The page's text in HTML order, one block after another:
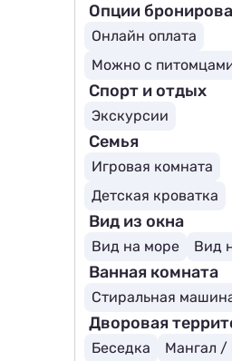
Опции
Онлайн оплата
Можно с
Спорт и отдых
Экскурсии
Семья
Игровая комната
Детская кроватка
Вид из окна
Вид на море Вид
Ванная комната
Стиральная
Дворовая
Беседка
Мангал /